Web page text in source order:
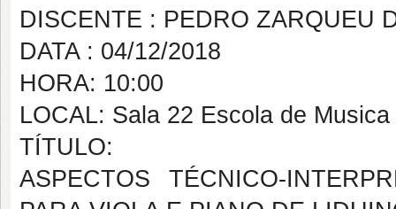
DISCENTE : PEDRO ZARQUEU
DATA : 04/12/2018
HORA: 10:00
LOCAL: Sala 22 Escola de Musica
TÍTULO:
ASPECTOS TÉCNICO-